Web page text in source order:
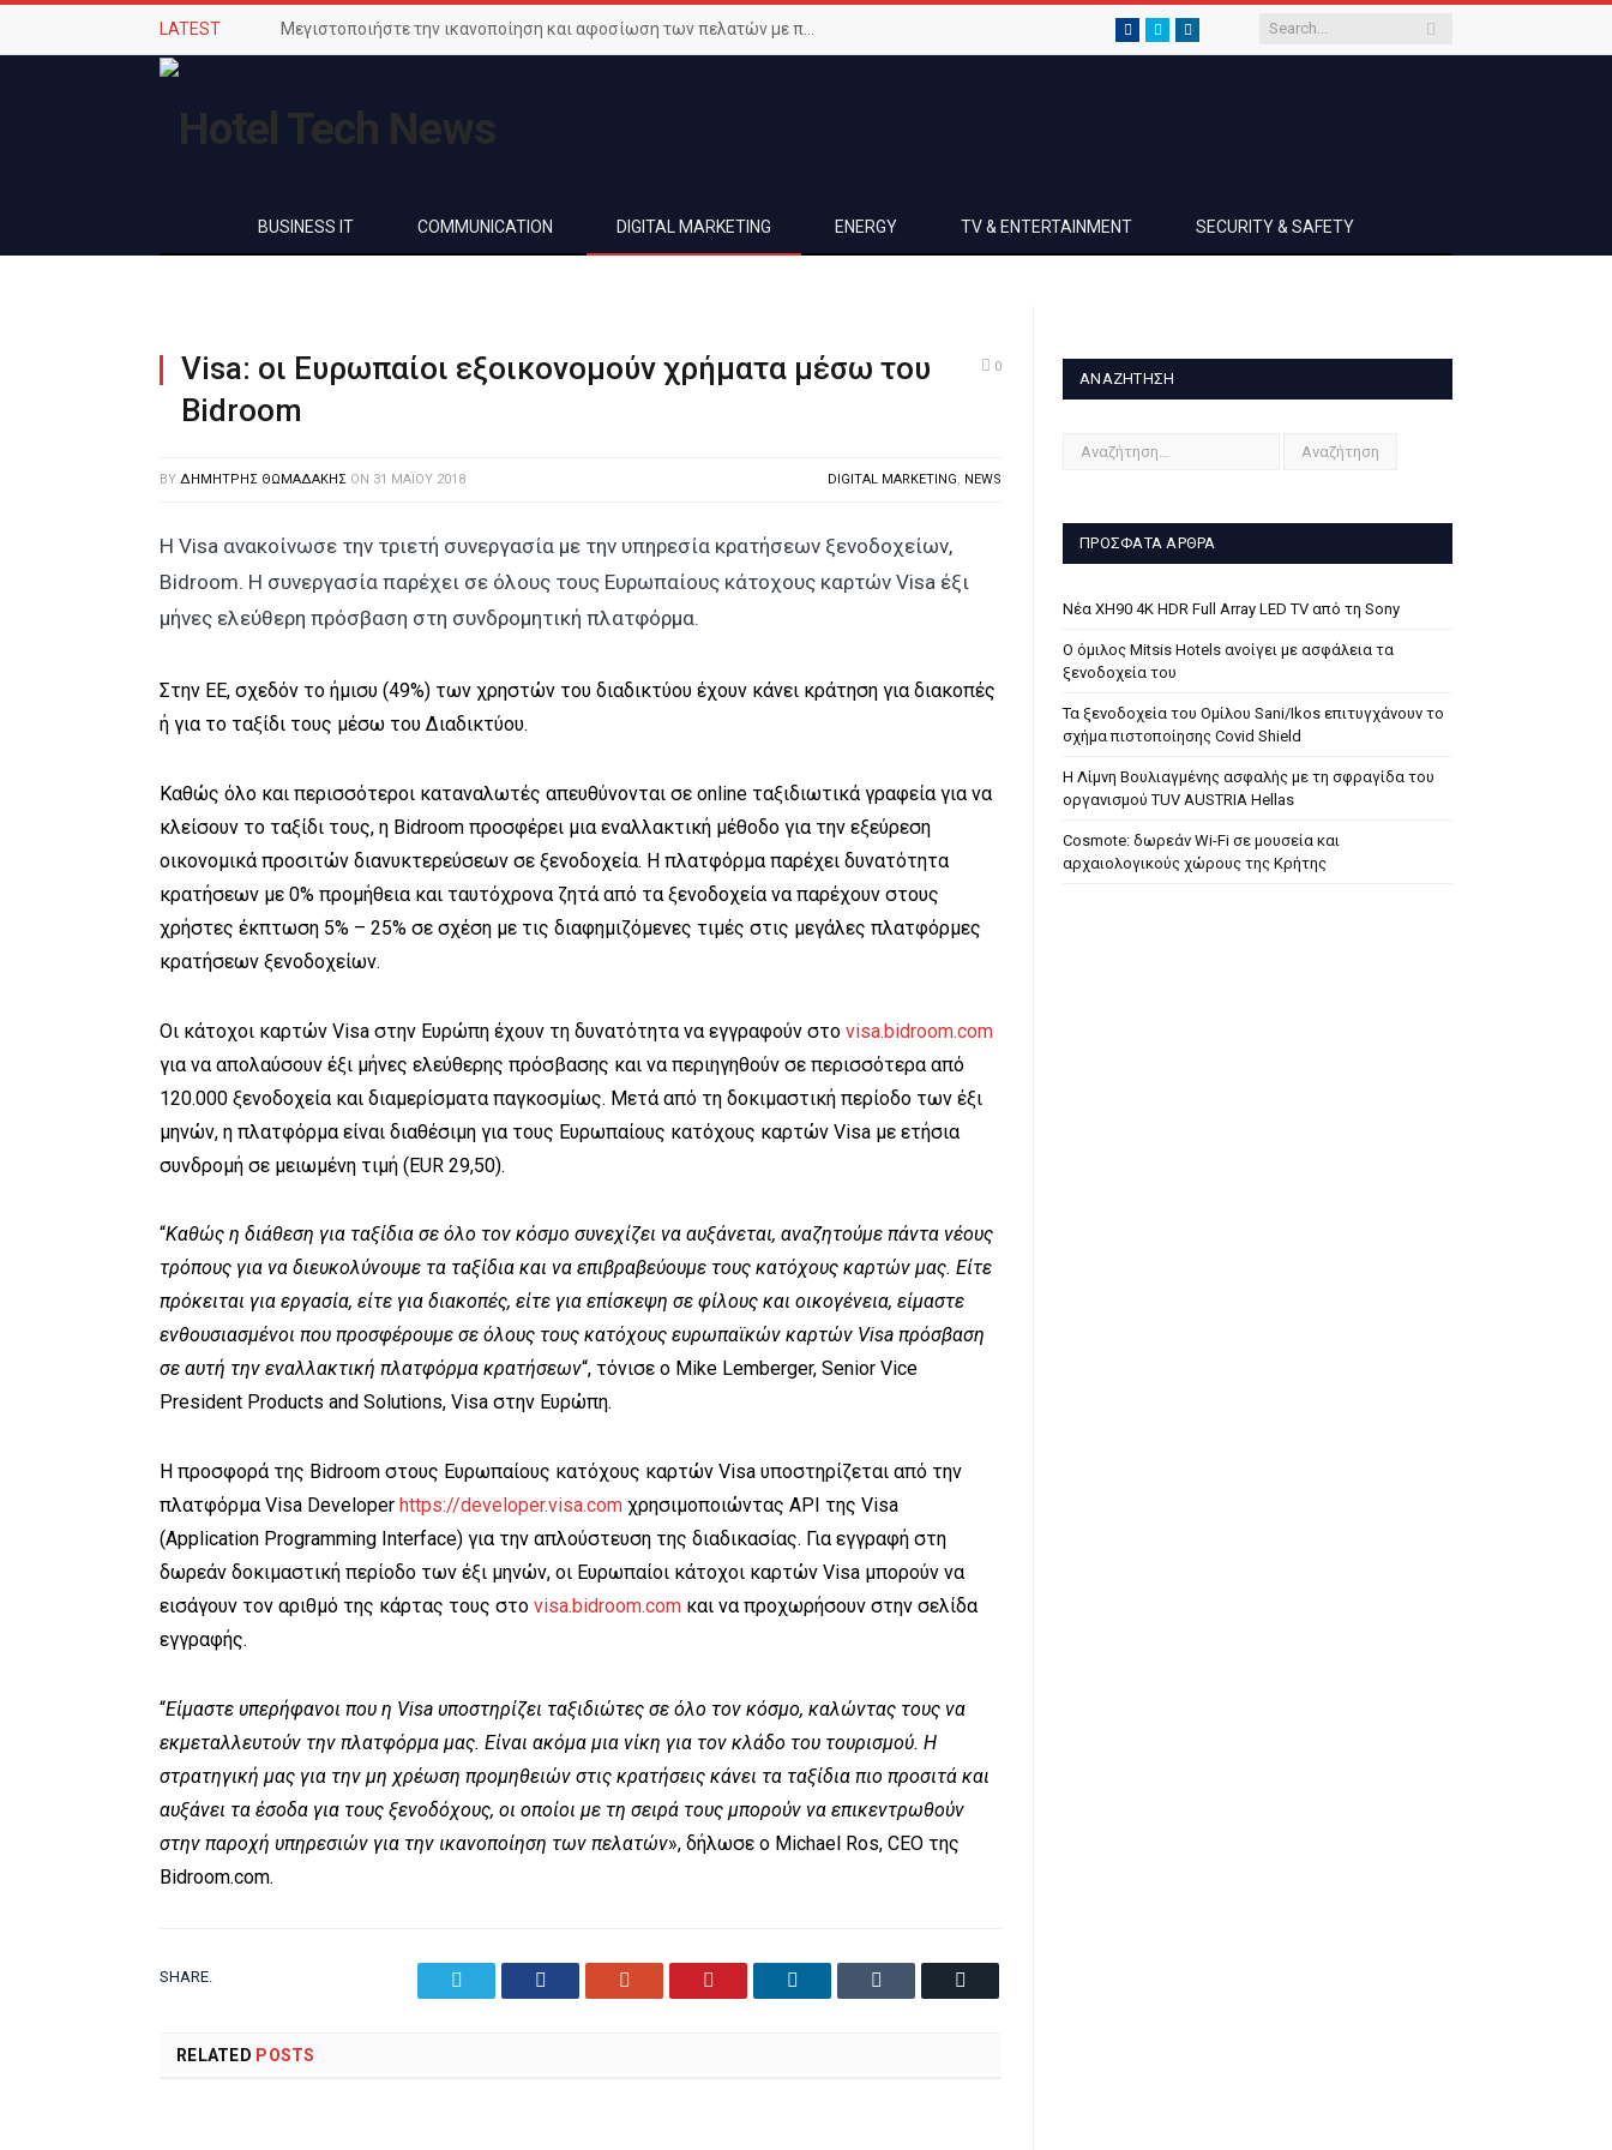
LATEST Μεγιστοποιήστε την ικανοποίηση και αφοσίωση των πελατών με προηγμένο Wi-Fi δίκτυο Facebook
TwitterLinkedIn
BUSINESS IT COMMUNICATION DIGITAL MARKETING ENERGY TV & ENTERTAINMENT SECURITY & SAFETY
Visa: οι Ευρωπαίοι εξοικονομούν χρήματα μέσω του
Bidroom
0
BY ΔΗΜΉΤΡΗΣ ΘΩΜΑΔΆΚΗΣ ON 31 ΜΑΪ́ΟΥ 2018 DIGITAL MARKETING, NEWS
Η Visa ανακοίνωσε την τριετή συνεργασία με την υπηρεσία κρατήσεων ξενοδοχείων,
Bidroom. Η συνεργασία παρέχει σε όλους τους Ευρωπαίους κάτοχους καρτών Visa έξι
μήνες ελεύθερη πρόσβαση στη συνδρομητική πλατφόρμα.
Στην ΕΕ, σχεδόν το ήμισυ (49%) των χρηστών του διαδικτύου έχουν κάνει κράτηση για διακοπές
ή για το ταξίδι τους μέσω του Διαδικτύου.
Καθώς όλο και περισσότεροι καταναλωτές απευθύνονται σε online ταξιδιωτικά γραφεία για να
κλείσουν το ταξίδι τους, η Bidroom προσφέρει μια εναλλακτική μέθοδο για την εξεύρεση
οικονομικά προσιτών διανυκτερεύσεων σε ξενοδοχεία. Η πλατφόρμα παρέχει δυνατότητα
κρατήσεων με 0% προμήθεια και ταυτόχρονα ζητά από τα ξενοδοχεία να παρέχουν στους
χρήστες έκπτωση 5% – 25% σε σχέση με τις διαφημιζόμενες τιμές στις μεγάλες πλατφόρμες
κρατήσεων ξενοδοχείων.
Οι κάτοχοι καρτών Visa στην Ευρώπη έχουν τη δυνατότητα να εγγραφούν στο visa.bidroom.com
για να απολαύσουν έξι μήνες ελεύθερης πρόσβασης και να περιηγηθούν σε περισσότερα από
120.000 ξενοδοχεία και διαμερίσματα παγκοσμίως. Μετά από τη δοκιμαστική περίοδο των έξι
μηνών, η πλατφόρμα είναι διαθέσιμη για τους Ευρωπαίους κατόχους καρτών Visa με ετήσια
συνδρομή σε μειωμένη τιμή (EUR 29,50).
“Καθώς η διάθεση για ταξίδια σε όλο τον κόσμο συνεχίζει να αυξάνεται, αναζητούμε πάντα νέους
τρόπους για να διευκολύνουμε τα ταξίδια και να επιβραβεύουμε τους κατόχους καρτών μας. Είτε
πρόκειται για εργασία, είτε για διακοπές, είτε για επίσκεψη σε φίλους και οικογένεια, είμαστε
ενθουσιασμένοι που προσφέρουμε σε όλους τους κατόχους ευρωπαϊκών καρτών Visa πρόσβαση
σε αυτή την εναλλακτική πλατφόρμα κρατήσεων“, τόνισε ο Mike Lemberger, Senior Vice
President Products and Solutions, Visa στην Ευρώπη.
Η προσφορά της Bidroom στους Ευρωπαίους κατόχους καρτών Visa υποστηρίζεται από την
πλατφόρμα Visa Developer https://developer.visa.com χρησιμοποιώντας API της Visa
(Application Programming Interface) για την απλούστευση της διαδικασίας. Για εγγραφή στη
δωρεάν δοκιμαστική περίοδο των έξι μηνών, οι Ευρωπαίοι κάτοχοι καρτών Visa μπορούν να
εισάγουν τον αριθμό της κάρτας τους στο visa.bidroom.com και να προχωρήσουν στην σελίδα
εγγραφής.
“Είμαστε υπερήφανοι που η Visa υποστηρίζει ταξιδιώτες σε όλο τον κόσμο, καλώντας τους να
εκμεταλλευτούν την πλατφόρμα μας. Είναι ακόμα μια νίκη για τον κλάδο του τουρισμού. Η
στρατηγική μας για την μη χρέωση προμηθειών στις κρατήσεις κάνει τα ταξίδια πιο προσιτά και
αυξάνει τα έσοδα για τους ξενοδόχους, οι οποίοι με τη σειρά τους μπορούν να επικεντρωθούν
στην παροχή υπηρεσιών για την ικανοποίηση των πελατών», δήλωσε ο Michael Ros, CEO της
Bidroom.com.
SHARE.
RELATED POSTS
ΑΝΑΖΉΤΗΣΗ
ΠΡΌΣΦΑΤΑ ΆΡΘΡΑ
Νέα XH90 4K HDR Full Array LED TV από τη Sony
Ο όμιλος Mitsis Hotels ανοίγει με ασφάλεια τα
ξενοδοχεία του
Τα ξενοδοχεία του Ομίλου Sani/Ikos επιτυγχάνουν το
σχήμα πιστοποίησης Covid Shield
H Λίμνη Βουλιαγμένης ασφαλής με τη σφραγίδα του
οργανισμού TUV AUSTRIA Hellas
Cosmote: δωρεάν Wi-Fi σε μουσεία και
αρχαιολογικούς χώρους της Κρήτης